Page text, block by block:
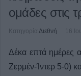
ομάδες στις
Κατηγορία Διεθνή 16
Δέκα επτά ημέρες
Ζερμέν-Ίντερ 5-0)